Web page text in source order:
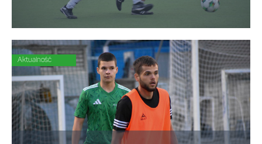
Aktualność